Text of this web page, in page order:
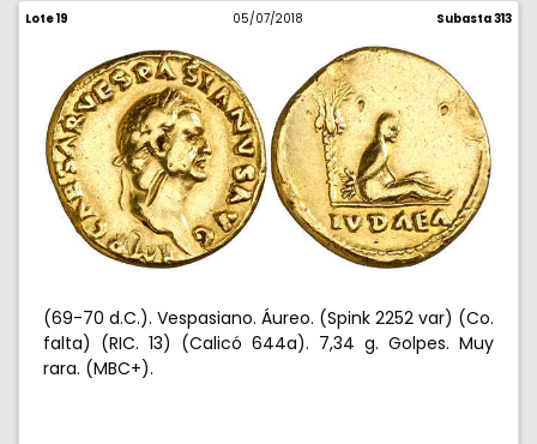
Lote 19 05/07/2018 Subasta 313
(69-70 d.C.). Vespasiano. Áureo. (Spink 2252 var) (Co.
falta) (RIC. 13) (Calicó 644a). 7,34 g. Golpes. Muy
rara. (MBC+).